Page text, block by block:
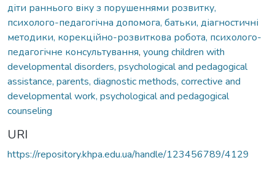
діти раннього віку з порушеннями розвитку,
психолого-педагогічна допомога, батьки, діагностичні
методики, корекційно-розвиткова робота, психолого-
педагогічне консультування, young children with
developmental disorders, psychological and pedagogical
assistance, parents, diagnostic methods, corrective and
developmental work, psychological and pedagogical
counseling
URI
https://repository.khpa.edu.ua/handle/123456789/4129